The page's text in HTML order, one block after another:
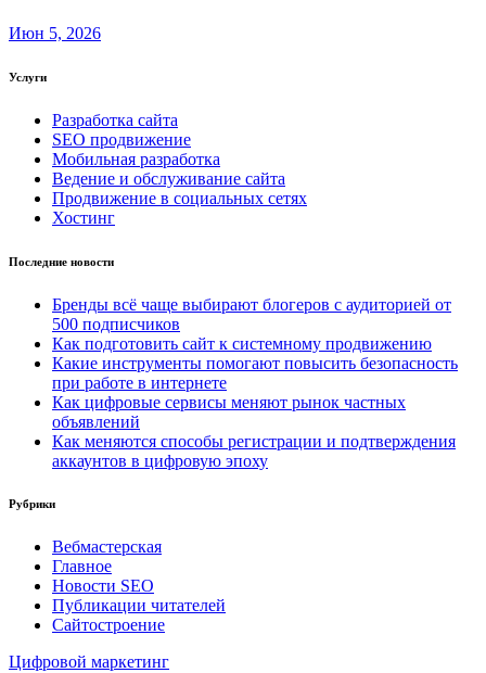
Июн 5, 2026
Услуги
Разработка сайта
SEO продвижение
Мобильная разработка
Ведение и обслуживание сайта
Продвижение в социальных сетях
Хостинг
Последние новости
Бренды всё чаще выбирают блогеров с аудиторией от
500 подписчиков
Как подготовить сайт к системному продвижению
Какие инструменты помогают повысить безопасность
при работе в интернете
Как цифровые сервисы меняют рынок частных
объявлений
Как меняются способы регистрации и подтверждения
аккаунтов в цифровую эпоху
Рубрики
Вебмастерская
Главное
Новости SEO
Публикации читателей
Сайтостроение
Цифровой маркетинг